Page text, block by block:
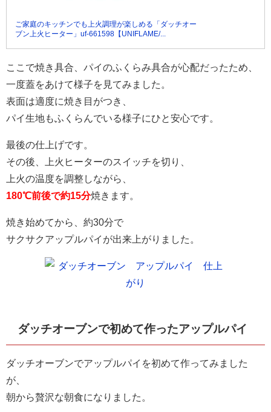
ご家庭のキッチンでも上火調理が楽しめる「ダッチオー
ブン上火ヒーター」uf-661598【UNIFLAME/...
ここで焼き具合、パイのふくらみ具合が心配だったため、
一度蓋をあけて様子を見てみました。
表面は適度に焼き目がつき、
パイ生地もふくらんでいる様子にひと安心です。
最後の仕上げです。
その後、上火ヒーターのスイッチを切り、
上火の温度を調整しながら、
180℃前後で約15分焼きます。
焼き始めてから、約30分で
サクサクアップルパイが出来上がりました。
ダッチオーブンで初めて作ったアップルパイ
ダッチオーブンでアップルパイを初めて作ってみました
が、
朝から贅沢な朝食になりました。